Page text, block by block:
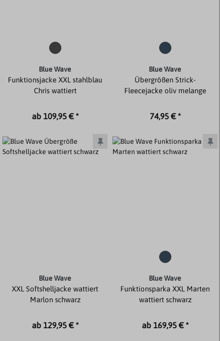
Blue Wave
Funktionsjacke XXL stahlblau
Chris wattiert
ab 109,95 € *
Blue Wave
Übergrößen Strick-
Fleecejacke oliv melange
74,95 € *
Blue Wave
XXL Softshelljacke wattiert
Marlon schwarz
ab 129,95 € *
Blue Wave
Funktionsparka XXL Marten
wattiert schwarz
ab 169,95 € *